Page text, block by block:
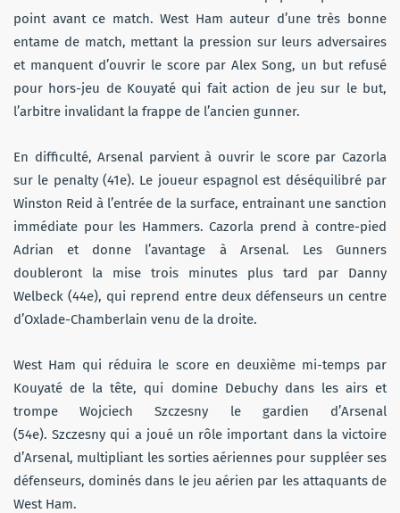
point avant ce match. West Ham auteur d’une très bonne
entame de match, mettant la pression sur leurs adversaires
et manquent d’ouvrir le score par Alex Song, un but refusé
pour hors-jeu de Kouyaté qui fait action de jeu sur le but,
l’arbitre invalidant la frappe de l’ancien gunner.
En difficulté, Arsenal parvient à ouvrir le score par Cazorla
sur le penalty (41e). Le joueur espagnol est déséquilibré par
Winston Reid à l’entrée de la surface, entrainant une sanction
immédiate pour les Hammers. Cazorla prend à contre-pied
Adrian et donne l’avantage à Arsenal. Les Gunners
doubleront la mise trois minutes plus tard par Danny
Welbeck (44e), qui reprend entre deux défenseurs un centre
d’Oxlade-Chamberlain venu de la droite.
West Ham qui réduira le score en deuxième mi-temps par
Kouyaté de la tête, qui domine Debuchy dans les airs et
trompe Wojciech Szczesny le gardien d’Arsenal
(54e). Szczesny qui a joué un rôle important dans la victoire
d’Arsenal, multipliant les sorties aériennes pour suppléer ses
défenseurs, dominés dans le jeu aérien par les attaquants de
West Ham.